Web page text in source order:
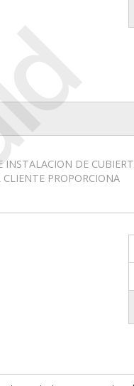
INSTALACION DE
PROPORCIONA